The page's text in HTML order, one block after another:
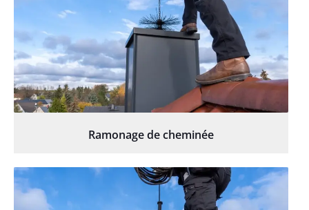
Ramonage de cheminée